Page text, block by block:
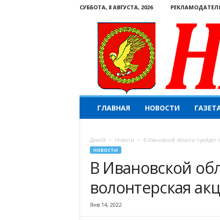
СУББОТА, 8 АВГУСТА, 2026
ш
ГЛАВНАЯ НОВОСТИ
Домой Новости В Ивановской области пройдет
НОВОСТИ
В Ивановской
волонтерская
Янв 14, 2022